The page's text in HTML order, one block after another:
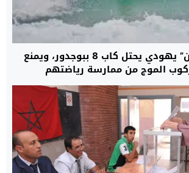
“جيروم صهيون” يهودي يحتل كاب 8 ببوجدور، ويمنع
الموج من ممارسة رياضتهم